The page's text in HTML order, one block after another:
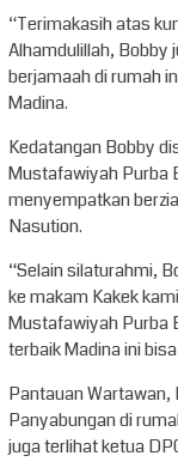
“Terimakasih atas
Alhamdulillah, Bobby
berjamaah di rumah
Madina.
Kedatangan Bobby
Mustafawiyah Purba
menyempatkan
Nasution.
“Selain silaturahmi,
ke makam Kakek
Mustafawiyah Purba
terbaik Madina ini
Pantauan
Panyabungan di
juga terlihat ketua